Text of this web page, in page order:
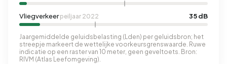
Vliegverkeerpeiljaar 2022 35 dB
Jaargemiddelde geluidsbelasting (Lden) per geluidsbron; het
streepje markeert de wettelijke voorkeursgrenswaarde. Ruwe
indicatie op een raster van 10 meter, geen geveltoets. Bron:
RIVM (Atlas Leefomgeving).